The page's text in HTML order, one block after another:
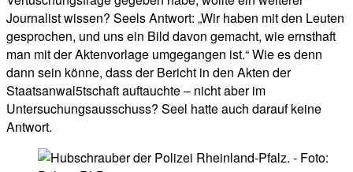
Journalist wissen? Seels Antwort: „Wir haben mit den Leuten
gesprochen, und uns ein Bild davon gemacht, wie ernsthaft
man mit der Aktenvorlage umgegangen ist.“ Wie es denn
dann sein könne, dass der Bericht in den Akten der
Staatsanwal5tschaft auftauchte – nicht aber im
Untersuchungsausschuss? Seel hatte auch darauf keine
Antwort.